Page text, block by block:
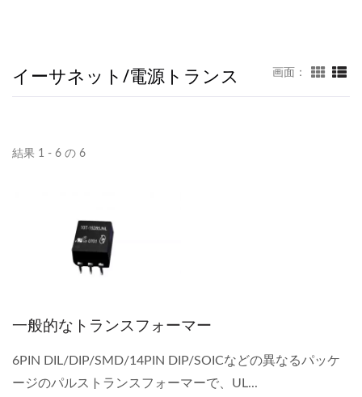
イーサネット/電源トランス 画面：
結果 1 - 6 の 6
一般的なトランスフォーマー
6PIN DIL/DIP/SMD/14PIN DIP/SOICなどの異なるパッケ
ージのパルストランスフォーマーで、UL...